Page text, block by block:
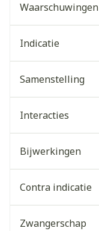
Waarschuwingen
Indicatie
Samenstelling
Interacties
Bijwerkingen
Contra indicatie
Zwangerschap